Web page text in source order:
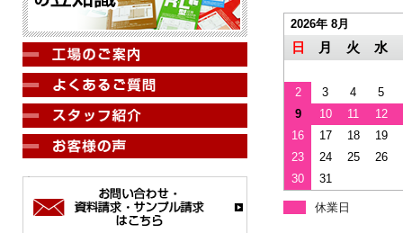
2026年 8月
日 月 火 水
2 3 4
5
9
10 11
12
16
17 18
19
23
24 25
26
30
31
休業日